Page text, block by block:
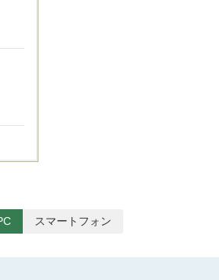
スマートフォン